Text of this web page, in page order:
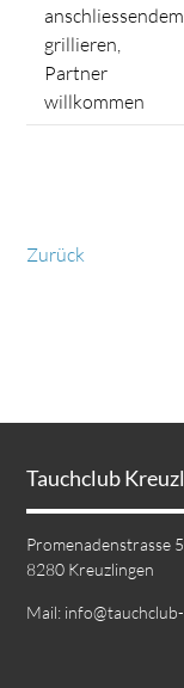
anschliessendem
grillieren,
Partner
willkommen
Zurück
Tauchclub
Promenadenstrasse
8280 Kreuzlingen
Mail: